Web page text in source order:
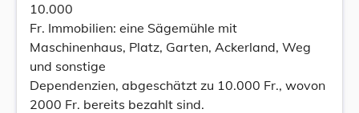
10.000
Fr. Immobilien: eine Sägemühle mit
Maschinenhaus, Platz, Garten, Ackerland, Weg
und sonstige
Dependenzien, abgeschätzt zu 10.000 Fr., wovon
2000 Fr. bereits bezahlt sind.